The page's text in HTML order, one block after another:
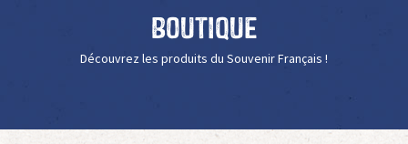
Boutique
Découvrez les produits du Souvenir Français !